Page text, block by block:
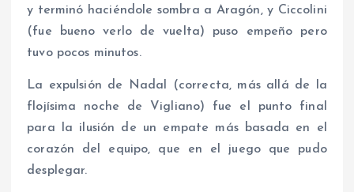
y terminó haciéndole sombra a Aragón, y Ciccolini
(fue bueno verlo de vuelta) puso empeño pero
tuvo pocos minutos.
La expulsión de Nadal (correcta, más allá de la
flojísima noche de Vigliano) fue el punto final
para la ilusión de un empate más basada en el
corazón del equipo, que en el juego que pudo
desplegar.